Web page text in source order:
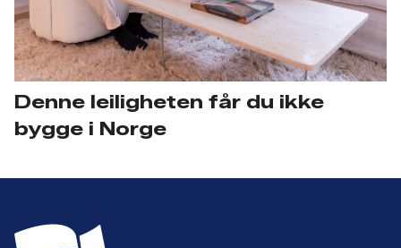
Denne leiligheten får du ikke
bygge i Norge